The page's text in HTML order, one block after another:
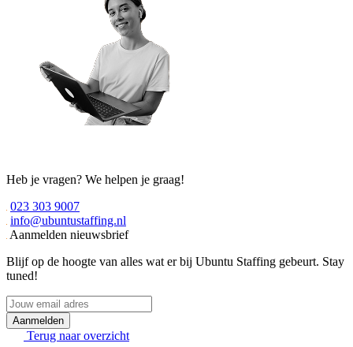
Heb je vragen? We helpen je graag!
023 303 9007
info@ubuntustaffing.nl
Aanmelden nieuwsbrief
Blijf op de hoogte van alles wat er bij Ubuntu Staffing gebeurt. Stay
tuned!
Jouw
email
adresTerug naar overzicht